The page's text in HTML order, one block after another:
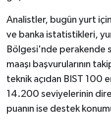
Analistler, bugün yurt
ve banka istatistikleri,
Bölgesi'nde perakende
maaşı başvurularının
teknik açıdan BIST 100
14.200 seviyelerinin
puanın ise destek